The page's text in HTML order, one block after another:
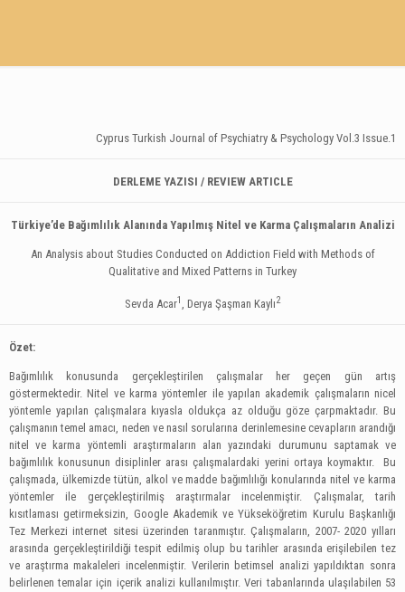
Cyprus Turkish Journal of Psychiatry & Psychology Vol.3 Issue.1
DERLEME YAZISI / REVIEW ARTICLE
Türkiye’de Bağımlılık Alanında Yapılmış Nitel ve Karma Çalışmaların Analizi
An Analysis about Studies Conducted on Addiction Field with Methods of
Qualitative and Mixed Patterns in Turkey
Sevda Acar1, Derya Şaşman Kaylı2
Özet:
Bağımlılık konusunda gerçekleştirilen çalışmalar her geçen gün artış
göstermektedir. Nitel ve karma yöntemler ile yapılan akademik çalışmaların nicel
yöntemle yapılan çalışmalara kıyasla oldukça az olduğu göze çarpmaktadır. Bu
çalışmanın temel amacı, neden ve nasıl sorularına derinlemesine cevapların arandığı
nitel ve karma yöntemli araştırmaların alan yazındaki durumunu saptamak ve
bağımlılık konusunun disiplinler arası çalışmalardaki yerini ortaya koymaktır. Bu
çalışmada, ülkemizde tütün, alkol ve madde bağımlılığı konularında nitel ve karma
yöntemler ile gerçekleştirilmiş araştırmalar incelenmiştir. Çalışmalar, tarih
kısıtlaması getirmeksizin, Google Akademik ve Yükseköğretim Kurulu Başkanlığı
Tez Merkezi internet sitesi üzerinden taranmıştır. Çalışmaların, 2007- 2020 yılları
arasında gerçekleştirildiği tespit edilmiş olup bu tarihler arasında erişilebilen tez
ve araştırma makaleleri incelenmiştir. Verilerin betimsel analizi yapıldıktan sonra
belirlenen temalar için içerik analizi kullanılmıştır. Veri tabanlarında ulaşılabilen 53